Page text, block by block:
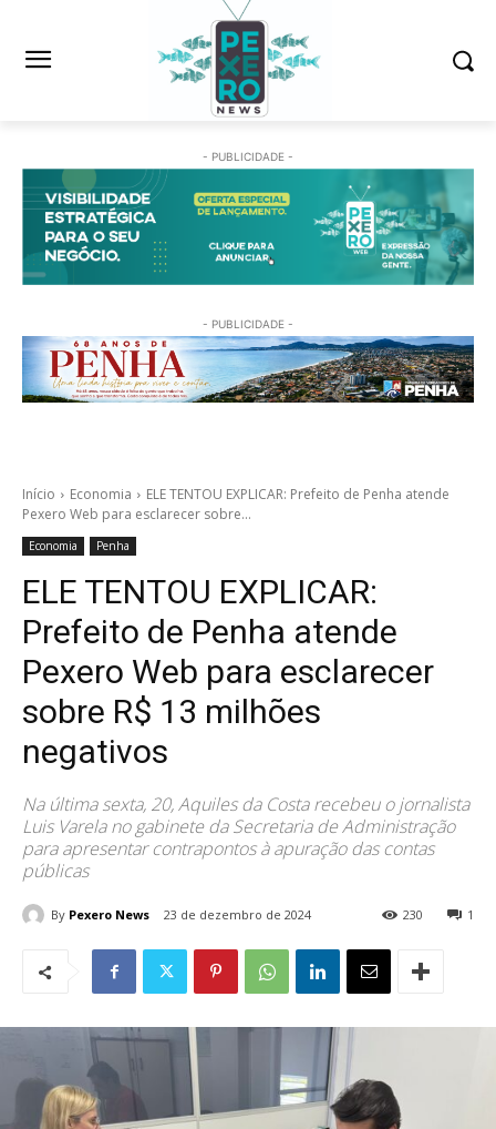
- PUBLICIDADE -
- PUBLICIDADE -
Início Economia
ELE TENTOU EXPLICAR: Prefeito de Penha atende
Pexero Web para esclarecer sobre...
Economia Penha
ELE TENTOU EXPLICAR:
Prefeito de Penha atende
Pexero Web para esclarecer
sobre R$ 13 milhões
negativos
Na última sexta, 20, Aquiles da Costa recebeu o jornalista
Luis Varela no gabinete da Secretaria de Administração
para apresentar contrapontos à apuração das contas
públicas
By Pexero News 23 de dezembro de 2024 1
230